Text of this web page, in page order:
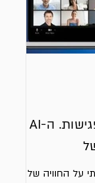
על החוויה של